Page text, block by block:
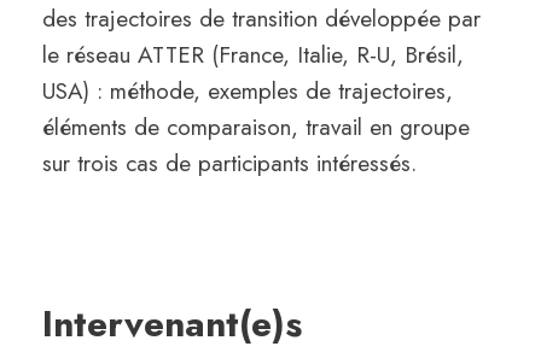
des trajectoires de transition développée par
le réseau ATTER (France, Italie, R-U, Brésil,
USA) : méthode, exemples de trajectoires,
éléments de comparaison, travail en groupe
sur trois cas de participants intéressés.
Intervenant(e)s